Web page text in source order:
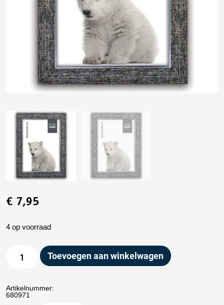
€ 7,95
4 op voorraad
Toevoegen aan winkelwagen
Artikelnummer:
680971